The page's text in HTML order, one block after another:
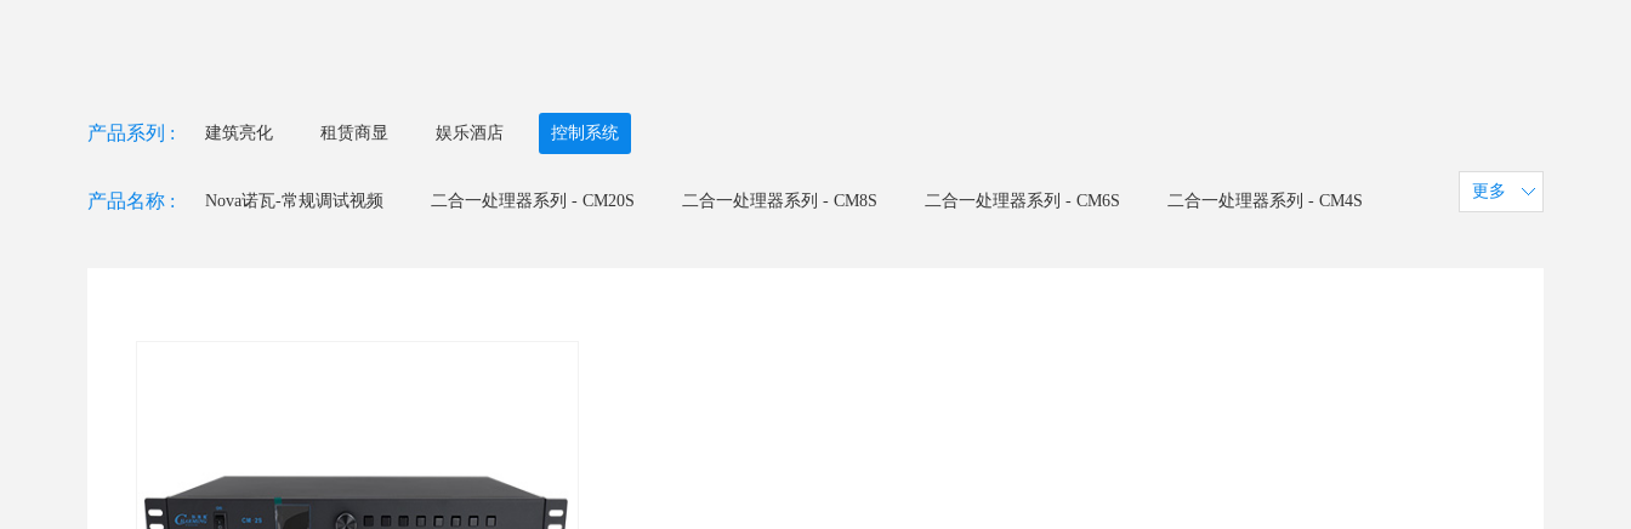
产品系列 : 建筑亮化 租赁商显 娱乐酒店 控制系统
产品名称 : Nova诺瓦-常规调试视频 二合一处理器系列 - CM20S 二合一处理器系列 - CM8S 二合一处理器系列 - CM6S 二合一处理器系列 - CM4S
更多